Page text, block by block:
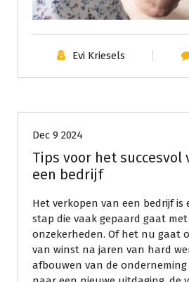
Evi Kriesels
Dec 9 2024
Tips voor het succesvol
een bedrijf
Het verkopen van een bedrijf is
stap die vaak gepaard gaat
onzekerheden. Of het nu gaat
van winst na jaren van hard
afbouwen van de